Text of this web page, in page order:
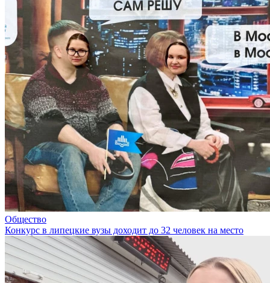
Общество
Конкурс в липецкие вузы доходит до 32 человек на место